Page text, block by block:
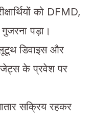
को DFMD,
पड़ा।
डिवाइस और
के प्रवेश पर
सक्रिय रहकर